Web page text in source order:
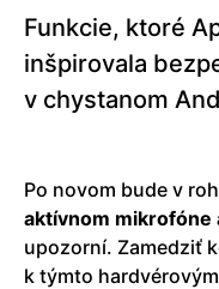
Funkcie, ktoré
inšpirovala
v chystanom
Po novom bude v
aktívnom mikrofóne
upozorní. Zamedziť
k týmto